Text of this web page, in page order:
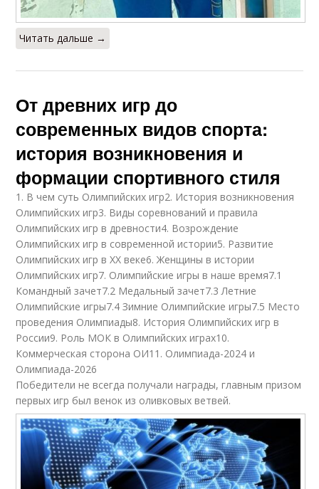
Читать дальше →
От древних игр до
современных видов спорта:
история возникновения и
формации спортивного стиля
1. В чем суть Олимпийских игр2. История возникновения
Олимпийских игр3. Виды соревнований и правила
Олимпийских игр в древности4. Возрождение
Олимпийских игр в современной истории5. Развитие
Олимпийских игр в ХХ веке6. Женщины в истории
Олимпийских игр7. Олимпийские игры в наше время7.1
Командный зачет7.2 Медальный зачет7.3 Летние
Олимпийские игры7.4 Зимние Олимпийские игры7.5 Место
проведения Олимпиады8. История Олимпийских игр в
России9. Роль МОК в Олимпийских играх10.
Коммерческая сторона ОИ11. Олимпиада-2024 и
Олимпиада-2026
Победители не всегда получали награды, главным призом
первых игр был венок из оливковых ветвей.